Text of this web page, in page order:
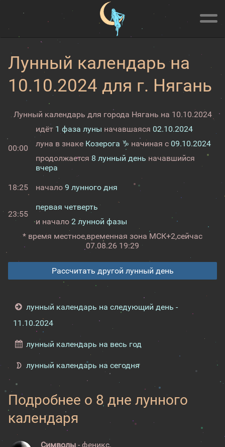
Лунный календарь на
10.10.2024 для г. Нягань
Лунный календарь для города Нягань на 10.10.2024
00:00
идёт 1 фаза луны начавшаяся 02.10.2024
луна в знаке Козерога ♑ начиная с 09.10.2024
продолжается8 лунный день начавшийся
вчера
18:25 начало 9 лунного дня
23:55
первая четверть
и начало 2 лунной фазы
* время местное,временная зона МСК+2,сейчас
07.08.26 19:29
Рассчитать другой лунный день
лунный календарь на следующий день -
11.10.2024
лунный календарь на весь год
лунный календарь на сегодня
Подробнее о 8 дне лунного
календаря
Символы - феникс.